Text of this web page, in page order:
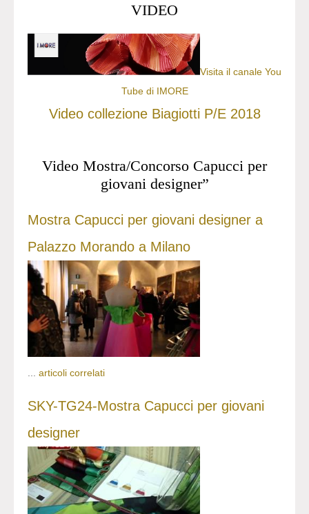
VIDEO
Visita il canale You
Tube di IMORE
Video collezione Biagiotti P/E 2018
Video Mostra/Concorso Capucci per
giovani designer”
Mostra Capucci per giovani designer a
Palazzo Morando a Milano
... articoli correlati
SKY-TG24-Mostra Capucci per giovani
designer